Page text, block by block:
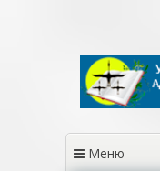
содержимому
Меню